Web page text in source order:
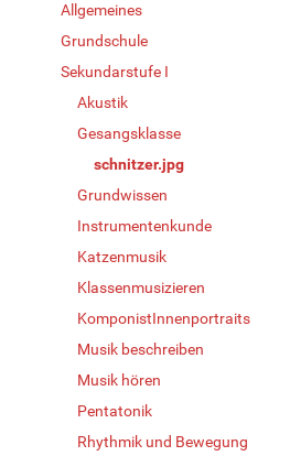
Allgemeines
Grundschule
Sekundarstufe I
Akustik
Gesangsklasse
schnitzer.jpg
Grundwissen
Instrumentenkunde
Katzenmusik
Klassenmusizieren
KomponistInnenportraits
Musik beschreiben
Musik hören
Pentatonik
Rhythmik und Bewegung